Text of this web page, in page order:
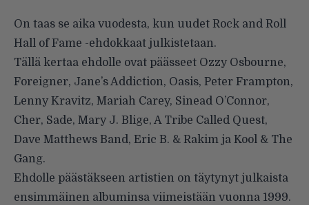
On taas se aika vuodesta, kun uudet Rock and Roll
Hall of Fame -ehdokkaat julkistetaan.
Tällä kertaa ehdolle ovat päässeet Ozzy Osbourne,
Foreigner, Jane’s Addiction, Oasis, Peter Frampton,
Lenny Kravitz, Mariah Carey, Sinead O’Connor,
Cher, Sade, Mary J. Blige, A Tribe Called Quest,
Dave Matthews Band, Eric B. & Rakim ja Kool & The
Gang.
Ehdolle päästäkseen artistien on täytynyt julkaista
ensimmäinen albuminsa viimeistään vuonna 1999.